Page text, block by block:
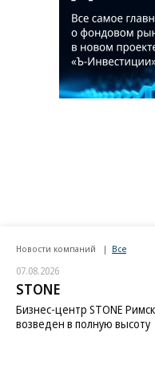
Новости компаний Все
07.08.2026
STONE
Бизнес-центр STONE
возведен в полную высоту